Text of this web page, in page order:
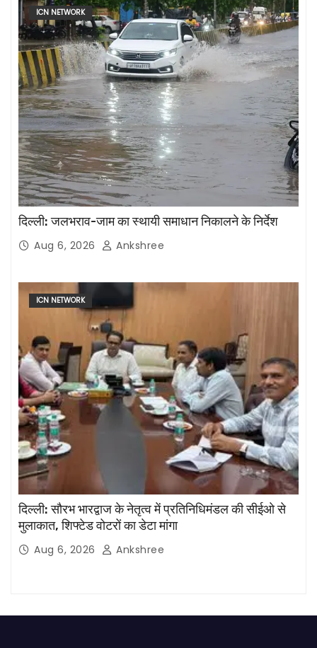
ICN NETWORK
दिल्ली: जलभराव-जाम का स्थायी समाधान निकालने के निर्देश
Aug 6, 2026 Ankshree
ICN NETWORK
दिल्ली: सौरभ भारद्वाज के नेतृत्व में प्रतिनिधिमंडल की सीईओ से
मुलाकात, शिफ्टेड वोटरों का डेटा मांगा
Aug 6, 2026 Ankshree